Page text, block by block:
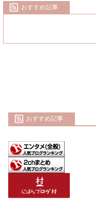
おすすめ記事
おすすめ記事